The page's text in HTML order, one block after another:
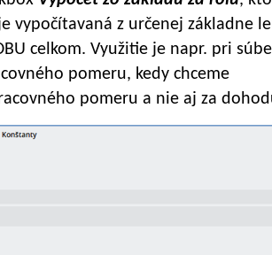
vypočítavaná z určenej základne
celkom. Využitie je napr. pri
pomeru, kedy chceme
pomeru a nie aj za